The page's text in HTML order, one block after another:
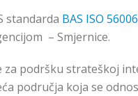
standarda BAS ISO
– Smjernice.
za podršku strateškoj
područja koja se